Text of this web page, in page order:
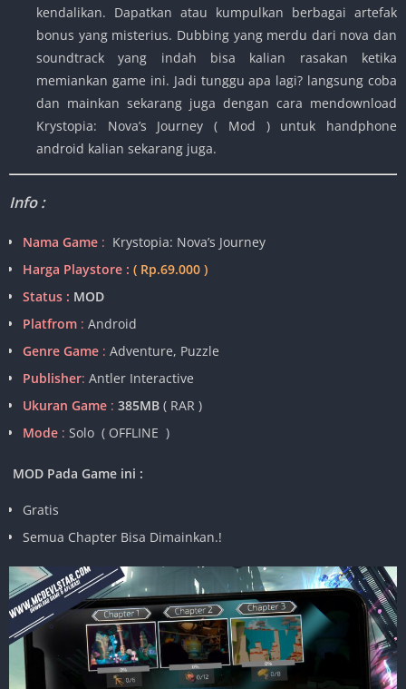
kendalikan. Dapatkan atau kumpulkan berbagai artefak
bonus yang misterius. Dubbing yang merdu dari nova dan
soundtrack yang indah bisa kalian rasakan ketika
memiankan game ini. Jadi tunggu apa lagi? langsung coba
dan mainkan sekarang juga dengan cara mendownload
Krystopia: Nova’s Journey ( Mod ) untuk handphone
android kalian sekarang juga.
Info :
Nama Game : Krystopia: Nova’s Journey
Harga Playstore : ( Rp.69.000 )
Status : MOD
Platfrom : Android
Genre Game : Adventure, Puzzle
Publisher: Antler Interactive
Ukuran Game : 385MB ( RAR )
Mode : Solo ( OFFLINE )
MOD Pada Game ini :
Gratis
Semua Chapter Bisa Dimainkan.!